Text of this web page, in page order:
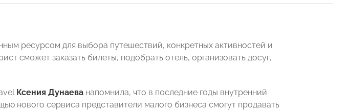
ресурсом для выбора путешествий, конкретных активностей и
сможет заказать билеты, подобрать отель, организовать досуг,
Ксения Дунаева напомнила, что в последние годы внутренний
нового сервиса представители малого бизнеса смогут продавать